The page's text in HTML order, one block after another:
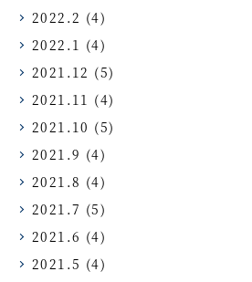
2022.2 (4)
2022.1 (4)
2021.12 (5)
2021.11 (4)
2021.10 (5)
2021.9 (4)
2021.8 (4)
2021.7 (5)
2021.6 (4)
2021.5 (4)